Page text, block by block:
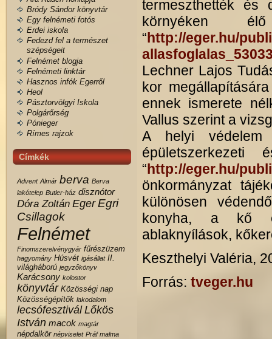
Bródy Sándor könyvtár
Egy felnémeti fotós
Erdei iskola
Fedezd fel a természet
szépségeit
Felnémet blogja
Felnémeti linktár
Hasznos infók Egerről
Heol
Pásztorvölgyi Iskola
Polgárőrség
Pónieger
Rímes rajzok
Címkék
Advent Almár berva Berva
lakótelep Butler-ház disznótor
Dóra Zoltán Eger Egri
Csillagok
Felnémet
Finomszerelvénygyár fűrészüzem
hagyomány Húsvét igásállat II.
világháború jegyzőkönyv
Karácsony kolostor
könyvtár Közösségi nap
Közösségépítők lakodalom
lecsófesztivál Lőkös
István macok magtár
népdalkör népviselet Práf malma
termeszthették és
környéken
“http://eger.hu/
Lechner Lajos
kor
ennek ismerete
Vallus szerint a
A helyi védelem
“http://eger.hu/
önkormányzat
különösen
konyha, a kő
ablaknyílások,
Keszthelyi Valéria,
Forrás: tveger.hu